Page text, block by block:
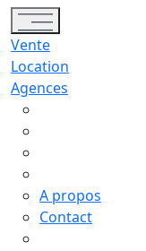
Toggle navigation
Vente
Location
Agences
A propos
Contact